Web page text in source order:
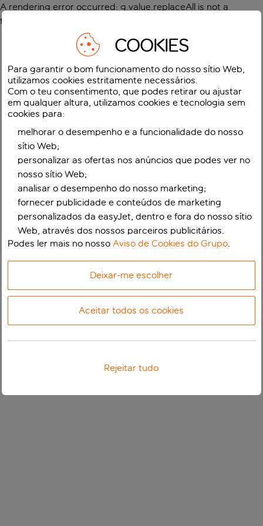
A rendering error occurred: g.value.replaceAll is not a
function
COOKIES
Para garantir o bom funcionamento do nosso sítio Web,
utilizamos cookies estritamente necessários.
Com o teu consentimento, que podes retirar ou ajustar
em qualquer altura, utilizamos cookies e tecnologia sem
cookies para:
melhorar o desempenho e a funcionalidade do nosso
sítio Web;
personalizar as ofertas nos anúncios que podes ver no
nosso sítio Web;
analisar o desempenho do nosso marketing;
fornecer publicidade e conteúdos de marketing
personalizados da easyJet, dentro e fora do nosso sítio
Web, através dos nossos parceiros publicitários.
Podes ler mais no nossoAviso de Cookies do Grupo.
Deixar-me escolher
Aceitar todos os cookies
Rejeitar tudo